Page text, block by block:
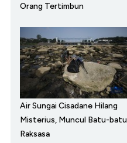
Orang Tertimbun
Air Sungai Cisadane Hilang
Misterius, Muncul Batu-batu
Raksasa